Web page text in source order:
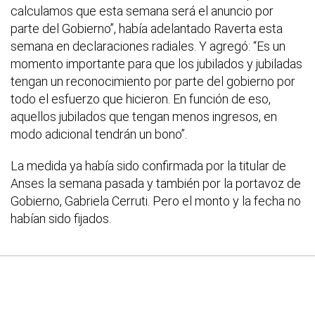
calculamos que esta semana será el anuncio por
parte del Gobierno”, había adelantado Raverta esta
semana en declaraciones radiales. Y agregó: “Es un
momento importante para que los jubilados y jubiladas
tengan un reconocimiento por parte del gobierno por
todo el esfuerzo que hicieron. En función de eso,
aquellos jubilados que tengan menos ingresos, en
modo adicional tendrán un bono”.
La medida ya había sido confirmada por la titular de
Anses la semana pasada y también por la portavoz de
Gobierno, Gabriela Cerruti. Pero el monto y la fecha no
habían sido fijados.